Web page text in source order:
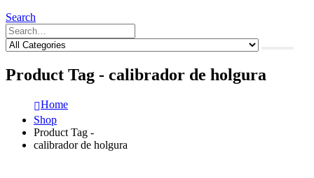
Search
Product Tag - calibrador de holgura
Home
Shop
Product Tag -
calibrador de holgura